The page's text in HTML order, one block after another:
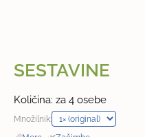
SESTAVINE
Količina: za 4 osebe
Množilnik: